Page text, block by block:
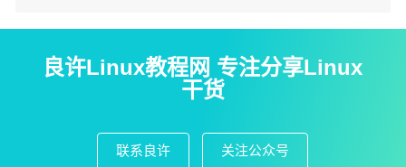
良许Linux教程网 专注分享Linux
干货
联系良许 关注公众号